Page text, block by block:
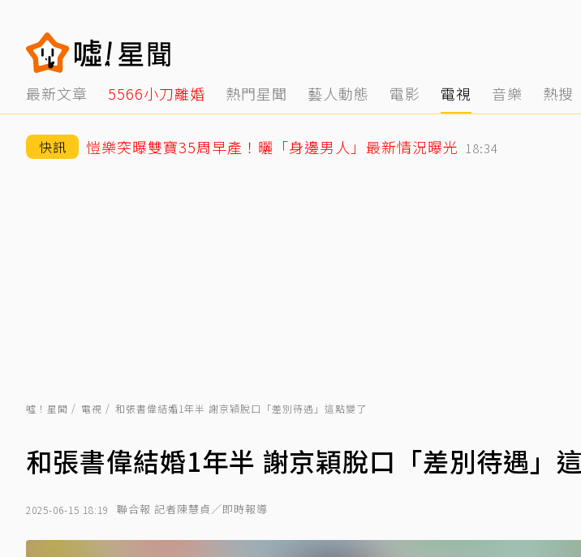
最新文章 5566小刀離婚 熱門星聞 藝人動態 電影 電視 音樂 熱搜
快訊 愷樂突曝雙寶35周早產！曬「身邊男人」最新情況曝光 18:34
噓！星聞 電視 和張書偉結婚1年半 謝京穎脫口「差別待遇」這點變了
和張書偉結婚1年半 謝京穎脫口「差別待遇」
2025-06-15 18:19 聯合報 記者陳慧貞／即時報導